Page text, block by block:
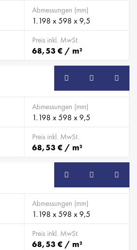
Abmessungen (mm)
1.198 x 598 x 9,5
Preis inkl. MwSt.
68,53 € / m²
Abmessungen (mm)
1.198 x 598 x 9,5
Preis inkl. MwSt.
68,53 € / m²
Abmessungen (mm)
1.198 x 598 x 9,5
Preis inkl. MwSt.
68,53 € / m²